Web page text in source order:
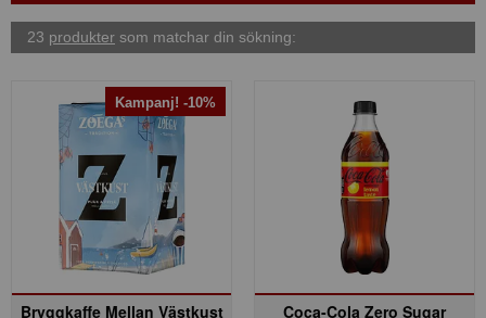
23 produkter som matchar din sökning:
Kampanj! -10%
Bryggkaffe Mellan Västkust
Coca-Cola Zero Sugar